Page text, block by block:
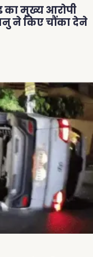
का मुख्य आरोपी
ने किए चौंका देने